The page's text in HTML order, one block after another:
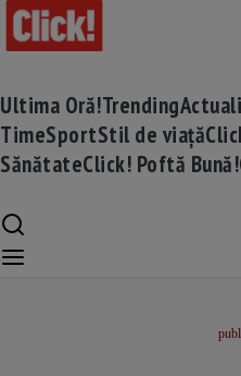
Ultima Oră!Trending
TimeSportStil de viață
SănătateClick! Poftă Bună!